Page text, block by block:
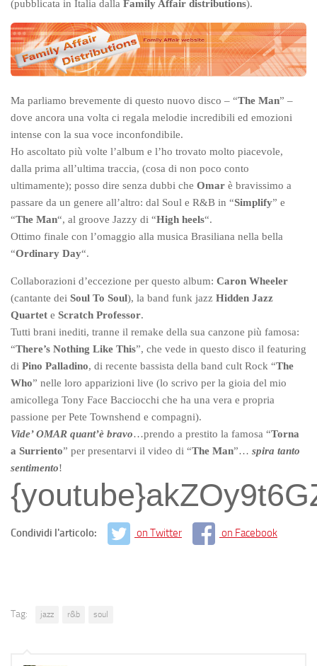
(pubblicata in Italia dalla Family Affair distributions).
Ma parliamo brevemente di questo nuovo disco – “The Man” –
dove ancora una volta ci regala melodie incredibili ed emozioni
intense con la sua voce inconfondibile.
Ho ascoltato più volte l’album e l’ho trovato molto piacevole,
dalla prima all’ultima traccia, (cosa di non poco conto
ultimamente); posso dire senza dubbi che Omar è bravissimo a
passare da un genere all’altro: dal Soul e R&B in “Simplify” e
“The Man“, al groove Jazzy di “High heels“.
Ottimo finale con l’omaggio alla musica Brasiliana nella bella
“Ordinary Day“.
Collaborazioni d’eccezione per questo album: Caron Wheeler
(cantante dei Soul To Soul), la band funk jazz Hidden Jazz
Quartet e Scratch Professor.
Tutti brani inediti, tranne il remake della sua canzone più famosa:
“There’s Nothing Like This”, che vede in questo disco il featuring
di Pino Palladino, di recente bassista della band cult Rock “The
Who” nelle loro apparizioni live (lo scrivo per la gioia del mio
amicollega Tony Face Bacciocchi che ha una vera e propria
passione per Pete Townshend e compagni).
Vide’ OMAR quant’è bravo…prendo a prestito la famosa “Torna
a Surriento” per presentarvi il video di “The Man”… spira tanto
sentimento!
Condividi l'articolo: on Twitter on Facebook
Tag: jazz r&b soul